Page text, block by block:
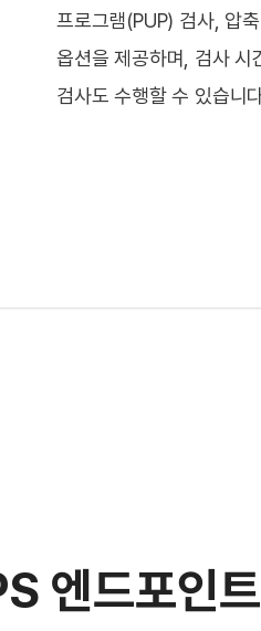
프로그램(PUP) 검사, 압
옵션을 제공하며, 검사 시
검사도 수행할 수 있습니
엔드포인